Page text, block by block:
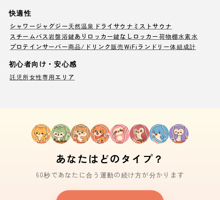
快適性
シャワージャグジー天然温泉 ドライサウナ ミストサウナ
スチームバス岩盤浴鍵ありロッカー鍵なしロッカー荷物棚水素水
プロテインサーバー商品/ドリンク販売WiFi ランドリー体組成計
初心者向け・安心感
託児所女性専用エリア
あなたはどのタイプ？
60秒であなたに合う運動の続け方が分かります